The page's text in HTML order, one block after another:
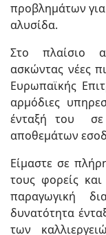
προβλημάτων
αλυσίδα.
Στο πλαίσιο
ασκώντας νέες
Ευρωπαϊκής
αρμόδιες
ένταξή του σε
αποθεμάτων
Είμαστε σε
τους φορείς
παραγωγική
δυνατότητα
των